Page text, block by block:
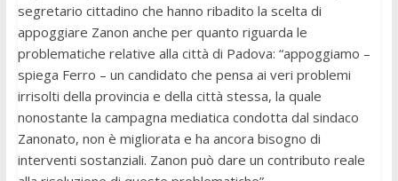
segretario cittadino che hanno ribadito la scelta di
appoggiare Zanon anche per quanto riguarda le
problematiche relative alla città di Padova: “appoggiamo –
spiega Ferro – un candidato che pensa ai veri problemi
irrisolti della provincia e della città stessa, la quale
nonostante la campagna mediatica condotta dal sindaco
Zanonato, non è migliorata e ha ancora bisogno di
interventi sostanziali. Zanon può dare un contributo reale